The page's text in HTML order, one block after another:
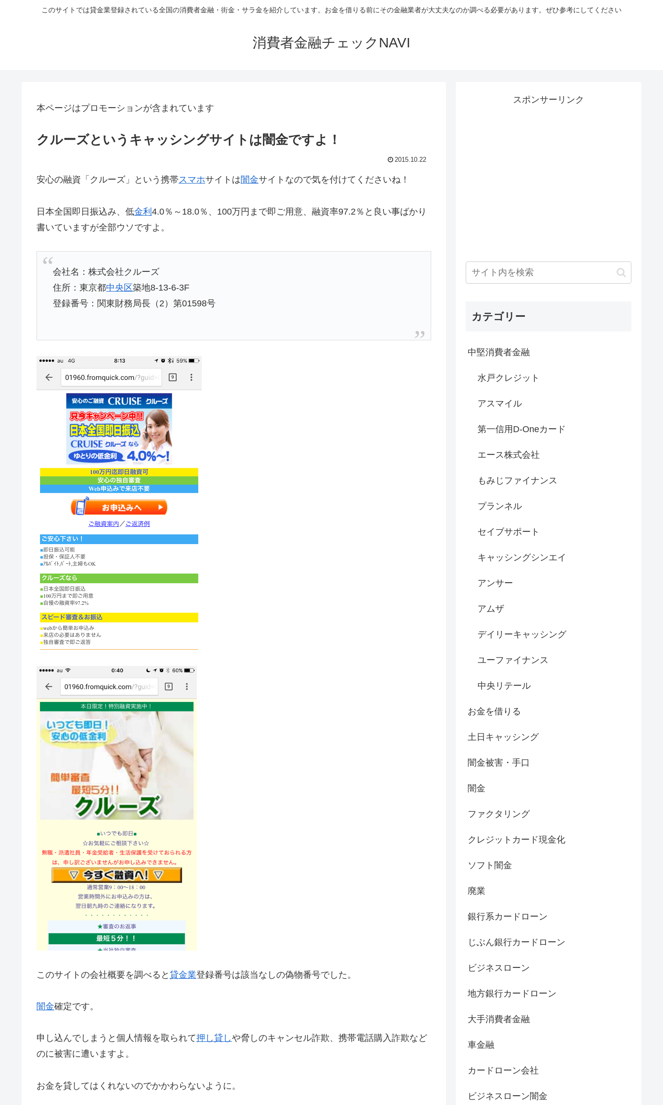
このサイトでは貸金業登録されている全国の消費者金融・街金・サラ金を紹介しています。お金を借りる前にその金融業者が大丈夫なのか調べる必要があります。ぜひ参考にしてください
消費者金融チェックNAVI
本ページはプロモーションが含まれています
クルーズというキャッシングサイトは闇金ですよ！
2015.10.22
安心の融資「クルーズ」という携帯スマホサイトは闇金サイトなので気を付けてくださいね！
日本全国即日振込み、低金利 4.0％～18.0％、100万円まで即ご用意、融資率97.2％と良い事ばかり
書いていますが全部ウソですよ。
会社名：株式会社クルーズ
住所：東京都中央区築地8-13-6-3F
登録番号：関東財務局長（2）第01598号
このサイトの会社概要を調べると 貸金業登録番号は該当なしの偽物番号でした。
闇金確定です。
申し込んでしまうと個人情報を取られて押し貸しや脅しのキャンセル詐欺、携帯電話購入詐欺など
のに被害に遭いますよ。
お金を貸してはくれないのでかかわらないように。
スポンサーリンク
カテゴリー
中堅消費者金融
水戸クレジット
アスマイル
第一信用D-Oneカード
エース株式会社
もみじファイナンス
プランネル
セイブサポート
キャッシングシンエイ
アンサー
アムザ
デイリーキャッシング
ユーファイナンス
中央リテール
お金を借りる
土日キャッシング
闇金被害・手口
闇金
ファクタリング
クレジットカード現金化
ソフト闇金
廃業
銀行系カードローン
じぶん銀行カードローン
ビジネスローン
地方銀行カードローン
大手消費者金融
車金融
カードローン会社
ビジネスローン闇金